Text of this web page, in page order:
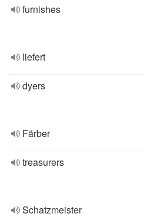
furnishes
liefert
dyers
Färber
treasurers
Schatzmeister